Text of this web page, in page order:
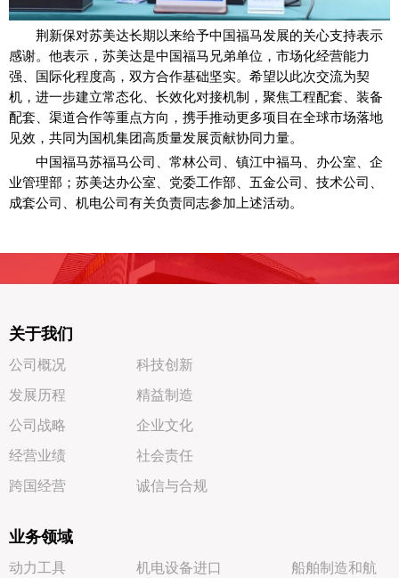
荆新保对苏美达长期以来给予中国福马发展的关心支持表示
感谢。他表示，苏美达是中国福马兄弟单位，市场化经营能力
强、国际化程度高，双方合作基础坚实。希望以此次交流为契
机，进一步建立常态化、长效化对接机制，聚焦工程配套、装备
配套、渠道合作等重点方向，携手推动更多项目在全球市场落地
见效，共同为国机集团高质量发展贡献协同力量。
中国福马苏福马公司、常林公司、镇江中福马、办公室、企
业管理部；苏美达办公室、党委工作部、五金公司、技术公司、
成套公司、机电公司有关负责同志参加上述活动。
关于我们
公司概况
发展历程
公司战略
经营业绩
跨国经营
科技创新
精益制造
企业文化
社会责任
诚信与合规
业务领域
动力工具
机电设备进口
船舶制造和航